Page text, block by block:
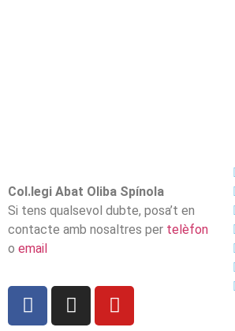
Col.legi Abat Oliba Spínola
Si tens qualsevol dubte, posa’t en
contacte amb nosaltres per telèfon
o email